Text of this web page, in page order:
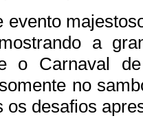
majestoso
a
o Carnaval
no
os desafios